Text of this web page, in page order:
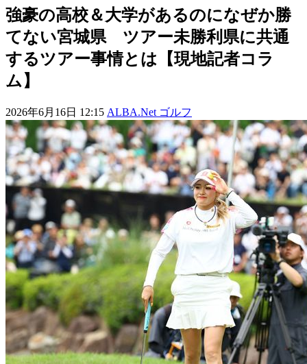
強豪の高校＆大学があるのになぜか勝
てない宮城県 ツアー未勝利県に共通
するツアー事情とは【現地記者コラ
ム】
2026年6月16日 12:15 ALBA.Net ゴルフ